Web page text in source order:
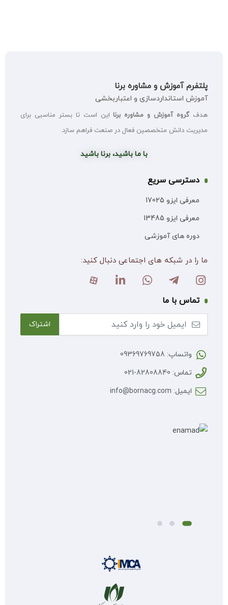
پلتفرم آموزش و مشاوره برنا
آموزش استانداردسازی و اعتباربخشی
هدفگروه آموزش و مشاوره برنا این است تا بستر مناسبی برای
مدیریت دانش متخصصین فعال در صنعت فراهم سازد.
با ما باشید، برنا باشید
دسترسی سریع
معرفی ایزو 17025
معرفی ایزو 13485
دوره های آموزشی
ما را در شبکه های اجتماعی دنبال کنید:
تماس با ما
واتساپ: 09369769758
تماس: 82808840-021
ایمیل: info@bornacg.com